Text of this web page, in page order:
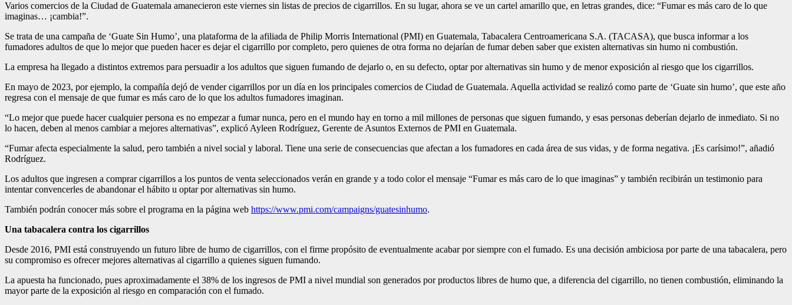
Varios comercios de la Ciudad de Guatemala amanecieron este viernes sin listas de precios de cigarrillos. En su lugar, ahora se ve un cartel amarillo que, en letras grandes, dice: “Fumar es más caro de lo que
imaginas… ¡cambia!”.
Se trata de una campaña de ‘Guate Sin Humo’, una plataforma de la afiliada de Philip Morris International (PMI) en Guatemala, Tabacalera Centroamericana S.A. (TACASA), que busca informar a los
fumadores adultos de que lo mejor que pueden hacer es dejar el cigarrillo por completo, pero quienes de otra forma no dejarían de fumar deben saber que existen alternativas sin humo ni combustión.
La empresa ha llegado a distintos extremos para persuadir a los adultos que siguen fumando de dejarlo o, en su defecto, optar por alternativas sin humo y de menor exposición al riesgo que los cigarrillos.
En mayo de 2023, por ejemplo, la compañía dejó de vender cigarrillos por un día en los principales comercios de Ciudad de Guatemala. Aquella actividad se realizó como parte de ‘Guate sin humo’, que este año
regresa con el mensaje de que fumar es más caro de lo que los adultos fumadores imaginan.
“Lo mejor que puede hacer cualquier persona es no empezar a fumar nunca, pero en el mundo hay en torno a mil millones de personas que siguen fumando, y esas personas deberían dejarlo de inmediato. Si no
lo hacen, deben al menos cambiar a mejores alternativas”, explicó Ayleen Rodríguez, Gerente de Asuntos Externos de PMI en Guatemala.
“Fumar afecta especialmente la salud, pero también a nivel social y laboral. Tiene una serie de consecuencias que afectan a los fumadores en cada área de sus vidas, y de forma negativa. ¡Es carísimo!”, añadió
Rodríguez.
Los adultos que ingresen a comprar cigarrillos a los puntos de venta seleccionados verán en grande y a todo color el mensaje “Fumar es más caro de lo que imaginas” y también recibirán un testimonio para
intentar convencerles de abandonar el hábito u optar por alternativas sin humo.
También podrán conocer más sobre el programa en la página web https://www.pmi.com/campaigns/guatesinhumo.
Una tabacalera contra los cigarrillos
Desde 2016, PMI está construyendo un futuro libre de humo de cigarrillos, con el firme propósito de eventualmente acabar por siempre con el fumado. Es una decisión ambiciosa por parte de una tabacalera, pero
su compromiso es ofrecer mejores alternativas al cigarrillo a quienes siguen fumando.
La apuesta ha funcionado, pues aproximadamente el 38% de los ingresos de PMI a nivel mundial son generados por productos libres de humo que, a diferencia del cigarrillo, no tienen combustión, eliminando la
mayor parte de la exposición al riesgo en comparación con el fumado.